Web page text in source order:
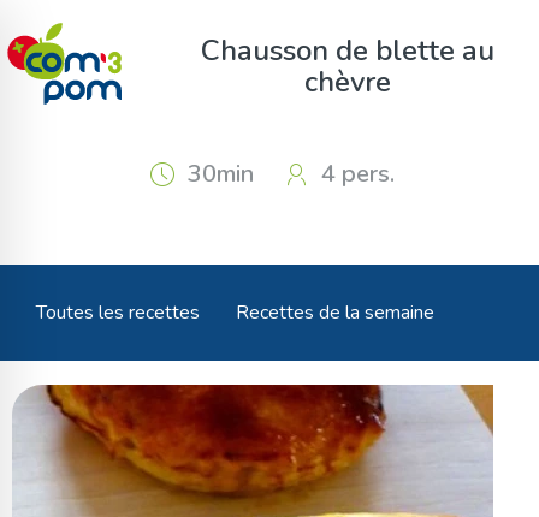
Chausson de blette au
chèvre
30min 4 pers.
Toutes les recettes Recettes de la semaine